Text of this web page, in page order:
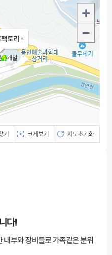
토리
지도초기화
크게보기
기
다!
부와 장비들로 가족같은 분위